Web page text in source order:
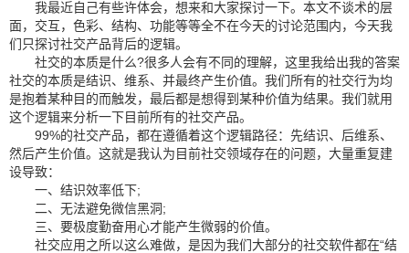
我最近自己有些许体会，想来和大家探讨一下。本文不谈术的层
面，交互，色彩、结构、功能等等全不在今天的讨论范围内，今天我
们只探讨社交产品背后的逻辑。
社交的本质是什么?很多人会有不同的理解，这里我给出我的答案
社交的本质是结识、维系、并最终产生价值。我们所有的社交行为均
是抱着某种目的而触发，最后都是想得到某种价值为结果。我们就用
这个逻辑来分析一下目前所有的社交产品。
99%的社交产品，都在遵循着这个逻辑路径：先结识、后维系、
然后产生价值。这就是我认为目前社交领域存在的问题，大量重复建
设导致：
一、结识效率低下;
二、无法避免微信黑洞;
三、要极度勤奋用心才能产生微弱的价值。
社交应用之所以这么难做，是因为我们大部分的社交软件都在“结